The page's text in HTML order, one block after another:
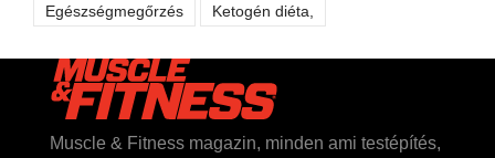
Egészségmegőrzés Ketogén diéta,
Muscle & Fitness magazin, minden ami testépítés,